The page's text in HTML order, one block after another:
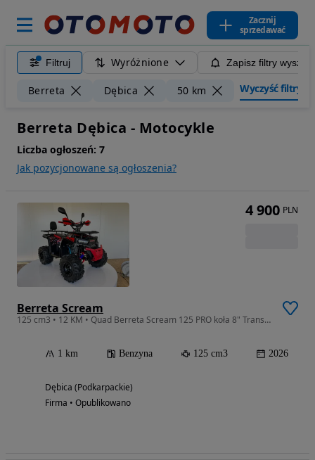
Zacznij
sprzedawać
Filtruj Wyróżnione Zapisz filtry
Berreta Dębica 50 km Wyczyść filtry
Berreta Dębica - Motocykle
Liczba ogłoszeń: 7
Jak pozycjonowane są ogłoszenia?
Berreta Scream
125 cm3 • 12 KM • Quad Berreta Scream 125 PRO koła 8" Transport Raty Asix Sztorm
1 km Benzyna 125 cm3 2026
Dębica (Podkarpackie)
Firma • Opublikowano
4 900 PLN